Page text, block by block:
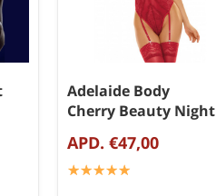
Adelaide Body
Cherry Beauty Night
APD. €47,00
☆☆☆☆☆
★★★★★